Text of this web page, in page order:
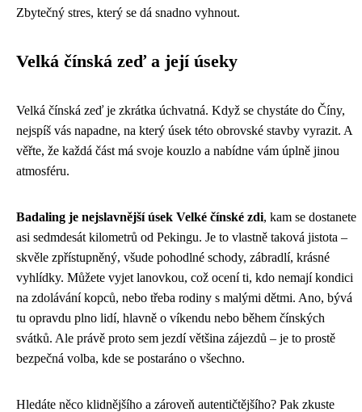
Zbytečný stres, který se dá snadno vyhnout.
Velká čínská zeď a její úseky
Velká čínská zeď je zkrátka úchvatná. Když se chystáte do Číny,
nejspíš vás napadne, na který úsek této obrovské stavby vyrazit. A
věřte, že každá část má svoje kouzlo a nabídne vám úplně jinou
atmosféru.
Badaling je nejslavnější úsek Velké čínské zdi, kam se dostanete
asi sedmdesát kilometrů od Pekingu. Je to vlastně taková jistota –
skvěle zpřístupněný, všude pohodlné schody, zábradlí, krásné
vyhlídky. Můžete vyjet lanovkou, což ocení ti, kdo nemají kondici
na zdolávání kopců, nebo třeba rodiny s malými dětmi. Ano, bývá
tu opravdu plno lidí, hlavně o víkendu nebo během čínských
svátků. Ale právě proto sem jezdí většina zájezdů – je to prostě
bezpečná volba, kde se postaráno o všechno.
Hledáte něco klidnějšího a zároveň autentičtějšího? Pak zkuste